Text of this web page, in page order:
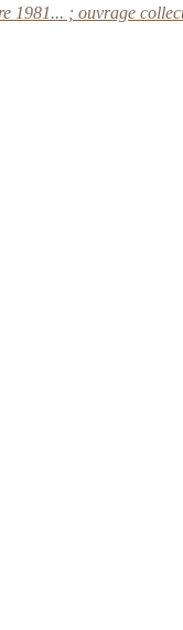
1981... ; ouvrage